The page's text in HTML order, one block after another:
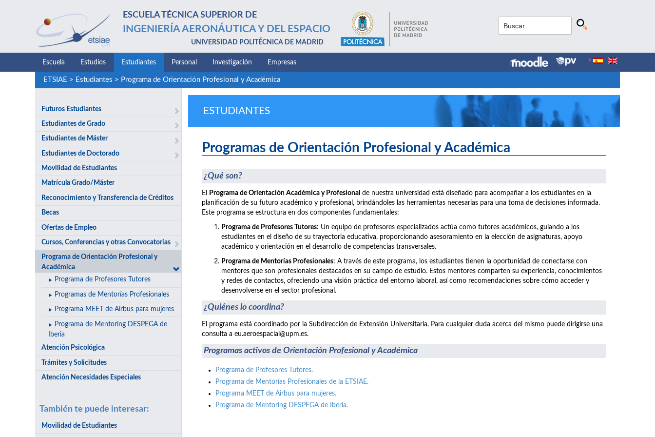
ESCUELA TÉCNICA SUPERIOR DE
INGENIERÍA AERONÁUTICA Y DEL ESPACIO
UNIVERSIDAD POLITÉCNICA DE MADRID
Escuela Estudios Estudiantes Personal Investigación Empresas
ETSIAE > Estudiantes > Programa de Orientación Profesional y Académica
Futuros Estudiantes
Estudiantes de Grado
Estudiantes de Máster
Estudiantes de Doctorado
Movilidad de Estudiantes
Matrícula Grado/Máster
Reconocimiento y Transferencia de Créditos
Becas
Ofertas de Empleo
Cursos, Conferencias y otras Convocatorias
Programa de Orientación Profesional y
Académica
Programa de Profesores Tutores
Programas de Mentorías Profesionales
Programa MEET de Airbus para mujeres
Programa de Mentoring DESPEGA de
Iberia
Atención Psicológica
Trámites y Solicitudes
Atención Necesidades Especiales
También te puede interesar:
Movilidad de Estudiantes
ESTUDIANTES
Programas de Orientación Profesional y Académica
¿Qué son?
El Programa de Orientación Académica y Profesional de nuestra universidad está diseñado para acompañar a los estudiantes en la
planificación de su futuro académico y profesional, brindándoles las herramientas necesarias para una toma de decisiones informada.
Este programa se estructura en dos componentes fundamentales:
Programa de Profesores Tutores: Un equipo de profesores especializados actúa como tutores académicos, guiando a los
estudiantes en el diseño de su trayectoria educativa, proporcionando asesoramiento en la elección de asignaturas, apoyo
académico y orientación en el desarrollo de competencias transversales.
Programa de Mentorías Profesionales: A través de este programa, los estudiantes tienen la oportunidad de conectarse con
mentores que son profesionales destacados en su campo de estudio. Estos mentores comparten su experiencia, conocimientos
y redes de contactos, ofreciendo una visión práctica del entorno laboral, así como recomendaciones sobre cómo acceder y
desenvolverse en el sector profesional.
¿Quiénes lo coordina?
El programa está coordinado por la Subdirección de Extensión Universitaria. Para cualquier duda acerca del mismo puede dirigirse una
consulta a eu.aeroespacial@upm.es.
Programas activos de Orientación Profesional y Académica
Programa de Profesores Tutores.
Programa de Mentorías Profesionales de la ETSIAE.
Programa MEET de Airbus para mujeres.
Programa de Mentoring DESPEGA de Iberia.